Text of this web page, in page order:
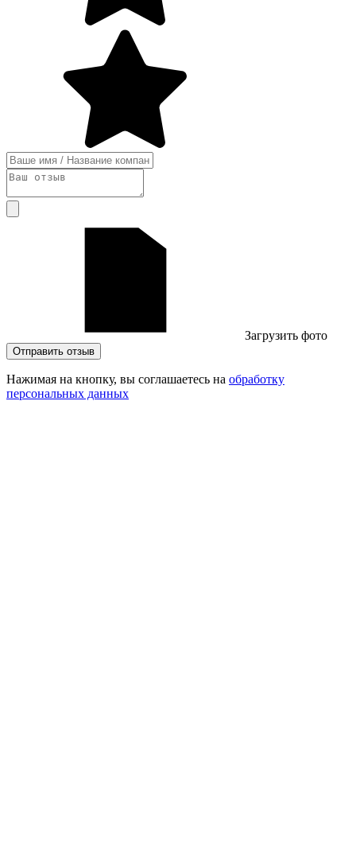
Загрузить фото
Отправить отзыв
Нажимая на кнопку, вы соглашаетесь на обработку
персональных данных